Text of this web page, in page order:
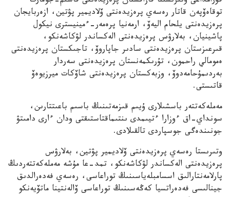
توقاەۆپەن قاتار رەسەي پرەزيدەنتى ۆلاديمير پۋتين، ازەربايجان
پرەزيدەنتى يلحام اليەۆ، ارمەنيا پرەمەر-ءمينيسترى نيكول
پاشينيان، بەلارۋس پرەزيدەنتى الەكساندر لۋكاشەنكو،
قىرعىزستان پرەزيدەنتى سادىر جاپاروۆ، تاجىكستان پرەزيدەنتى
ەمومالي راحمون، تۇرىكمەنستان پرەزيدەنتى سەردار
بەردىمۇحامەدوۆ، وزبەكستان پرەزيدەنتى شاۆكات ميرزيوەۆ
قاتىستى.
مەملەكەتتەر باسشىلارى ۇيىم قىزمەتىنىڭ باسىم باعىتتارىن،
سونداي-اق ءوزارا ءتيىمدى ىنتىماقتاستىقتى ودان ءارى دامىتۋ
جونىندەگى جوسپاردى تالقىلادى.
وتىرىستا رەسەي پرەزيدەنتى ۆلاديمير پۋتين، بەلارۋس
پرەزيدەنتى الەكساندر لۋكاشەنكو، تمد-عا مۇشە مەملەكەتتەردىڭ
پارلامەنتارالىق اسسامبلەياسىنىڭ توراعاسى، رەسەي فەدەرالدىق
جينالىسى فەدەراتسيا كەڭەسىنىڭ توراعاسى ۆالەنتينا ماتۆيەنكو